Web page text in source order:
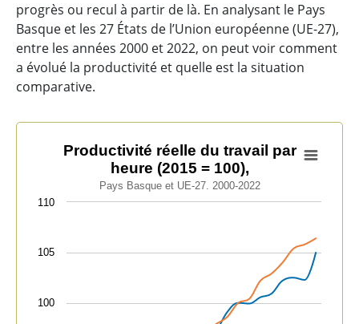
progrès ou recul à partir de là. En analysant le Pays
Basque et les 27 États de l’Union européenne (UE-27),
entre les années 2000 et 2022, on peut voir comment
a évolué la productivité et quelle est la situation
comparative.
Productivité réelle du travail par heure (2015 = 100),
Line chart with 2 lines.
Pays Basque et UE-27. 2000-2022
The chart has 1 Y axis displaying values. Data ranges
Productivité réelle du travail par
heure (2015 = 100),
Pays Basque et UE-27. 2000-2022
100
105
110